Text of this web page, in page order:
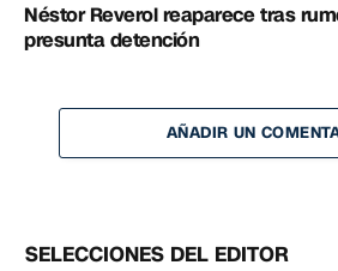
Néstor Reverol reaparece tras
presunta detención
AÑADIR UN
SELECCIONES DEL EDITOR